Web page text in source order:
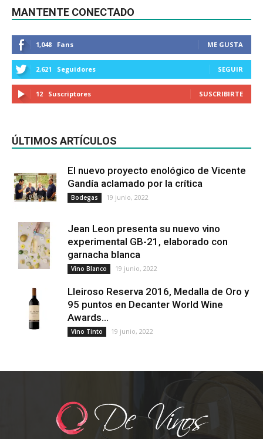
MANTENTE CONECTADO
1,048 Fans ME GUSTA
2,621 Seguidores SEGUIR
12 Suscriptores SUSCRIBIRTE
ÚLTIMOS ARTÍCULOS
El nuevo proyecto enológico de Vicente
Gandía aclamado por la crítica
Bodegas 19 junio, 2022
Jean Leon presenta su nuevo vino
experimental GB-21, elaborado con
garnacha blanca
Vino Blanco 19 junio, 2022
Lleiroso Reserva 2016, Medalla de Oro y
95 puntos en Decanter World Wine
Awards...
Vino Tinto 19 junio, 2022